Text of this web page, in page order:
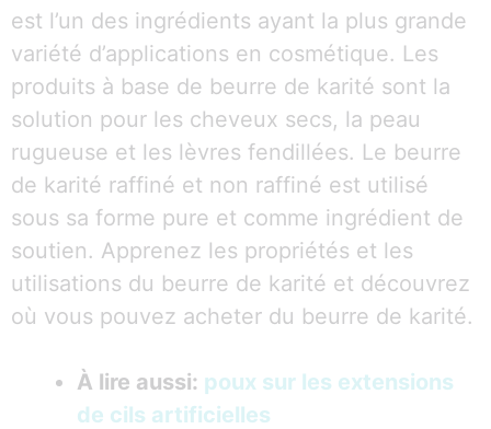
est l’un des ingrédients ayant la plus grande
variété d’applications en cosmétique. Les
produits à base de beurre de karité sont la
solution pour les cheveux secs, la peau
rugueuse et les lèvres fendillées. Le beurre
de karité raffiné et non raffiné est utilisé
sous sa forme pure et comme ingrédient de
soutien. Apprenez les propriétés et les
utilisations du beurre de karité et découvrez
où vous pouvez acheter du beurre de karité.
À lire aussi: poux sur les extensions
de cils artificielles